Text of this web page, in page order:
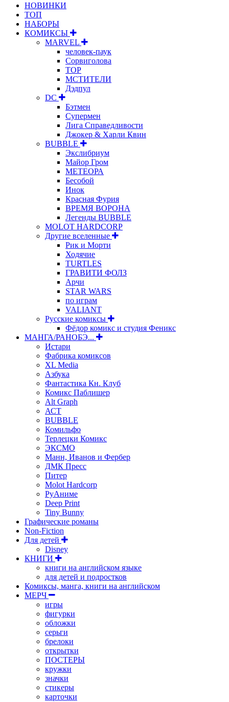
НОВИНКИ
ТОП
НАБОРЫ
КОМИКСЫ
MARVEL
человек-паук
Сорвиголова
ТОР
МСТИТЕЛИ
Дэдпул
DC
Бэтмен
Супермен
Лига Справедливости
Джокер & Харли Квин
BUBBLE
Экслибриум
Майор Гром
МЕТЕОРА
Бесобой
Инок
Красная Фурия
ВРЕМЯ ВОРОНА
Легенды BUBBLE
MOLOT HARDCORP
Другие вселенные
Рик и Морти
Ходячие
TURTLES
ГРАВИТИ ФОЛЗ
Арчи
STAR WARS
по играм
VALIANT
Русские комиксы
Фёдор комикс и студия Феникс
МАНГА/РАНОБЭ...
Истари
Фабрика комиксов
XL Media
Азбука
Фантастика Кн. Клуб
Комикс Паблишер
Alt Graph
АСТ
BUBBLE
Комильфо
Терлецки Комикс
ЭКСМО
Манн, Иванов и Фербер
ДМК Пресс
Питер
Molot Hardcorp
РуАниме
Deep Print
Tiny Bunny
Графические романы
Non-Fiction
Для детей
Disney
КНИГИ
книги на английском языке
для детей и подростков
Комиксы, манга, книги на английском
МЕРЧ
игры
фигурки
обложки
серьги
брелоки
открытки
ПОСТЕРЫ
кружки
значки
стикеры
карточки